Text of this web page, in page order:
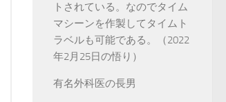
トされている。なのでタイム
マシーンを作製してタイムト
ラベルも可能である。（2022
年2月25日の悟り）
有名外科医の長男